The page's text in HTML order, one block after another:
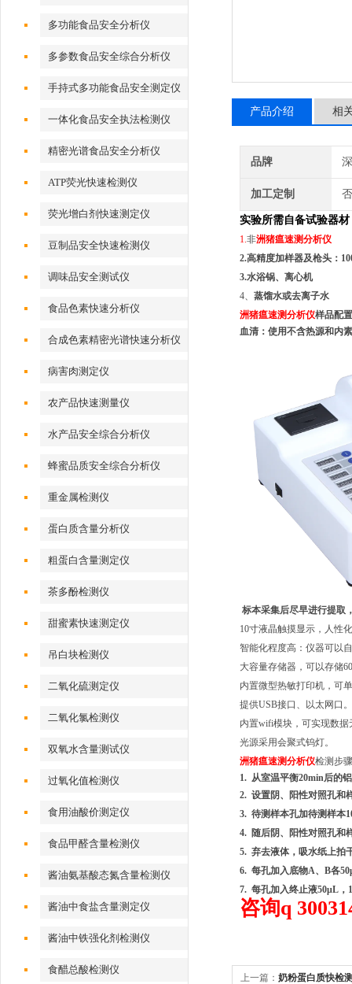
多功能食品安全分析仪
多参数食品安全综合分析仪
手持式多功能食品安全测定仪
一体化食品安全执法检测仪
精密光谱食品安全分析仪
ATP荧光快速检测仪
荧光增白剂快速测定仪
豆制品安全快速检测仪
调味品安全测试仪
食品色素快速分析仪
合成色素精密光谱快速分析仪
病害肉测定仪
农产品快速测量仪
水产品安全综合分析仪
蜂蜜品质安全综合分析仪
重金属检测仪
蛋白质含量分析仪
粗蛋白含量测定仪
茶多酚检测仪
甜蜜素快速测定仪
吊白块检测仪
二氧化硫测定仪
二氧化氯检测仪
双氧水含量测试仪
过氧化值检测仪
食用油酸价测定仪
食品甲醛含量检测仪
酱油氨基酸态氮含量检测仪
酱油中食盐含量测定仪
酱油中铁强化剂检测仪
食醋总酸检测仪
产品介绍 相
品牌
加工定制 否
实验所需自备试验器材
1.非洲猪瘟速测分析仪
2.高精度加样器及枪头：
3.水浴锅、离心机
4、 蒸馏水或去离子水
洲猪瘟速测分析仪样品配置
血清： 使用不含热源和内
标本采集后尽早进行提取
10寸液晶触摸显示，人性
智能化程度高：仪器可以
大容量存储器，可以存储
内置微型热敏打印机，可
提供USB接口、以太网口
内置wifi模块，可实现数据
光源采用会聚式钨灯。
洲猪瘟速测分析仪检测步骤
1. 从室温平衡20min后的
2. 设置阴、阳性对照孔和
3. 待测样本孔加待测样本
4. 随后阴、阳性对照孔和
5. 弃去液体，吸水纸上拍
6. 每孔加入底物A、B各
7. 每孔加入终止液50μL，
咨询q
上一篇： 奶粉蛋白质快检